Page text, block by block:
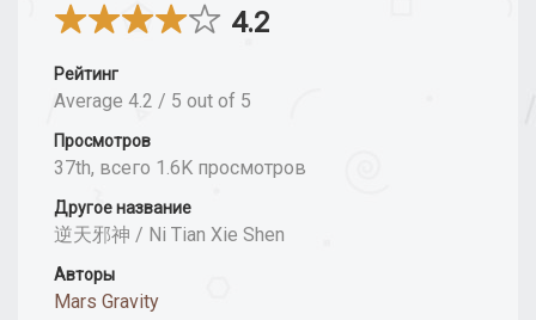
4.2
Рейтинг
Average 4.2 / 5 out of 5
Просмотров
37th, всего 1.6K просмотров
Другое название
逆天邪神 / Ni Tian Xie Shen
Авторы
Mars Gravity